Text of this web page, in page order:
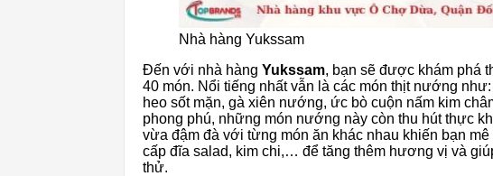
Nhà hàng Yukssam
Đến với nhà hàng Yukssam, bạn sẽ được khám phá
40 món. Nổi tiếng nhất vẫn là các món thịt nướng
heo sốt mặn, gà xiên nướng, ức bò cuộn nấm kim
phong phú, những món nướng này còn thu hút thực
vừa đậm đà với từng món ăn khác nhau khiến bạn
cấp đĩa salad, kim chi,… để tăng thêm hương vị và
thử.